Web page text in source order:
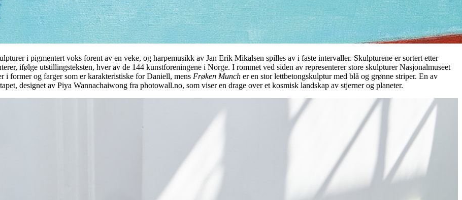
i pigmentert voks forent av en veke, og harpemusikk av Jan Erik Mikalsen spilles av i faste intervaller. Skulpturene er sortert etter
ifølge utstillingsteksten, hver av de 144 kunstforeningene i Norge. I rommet ved siden av representerer store skulpturer Nasjonalmuseet
i former og farger som er karakteristiske for Daniell, mens Frøken Munch er en stor lettbetongskulptur med blå og grønne striper. En av
designet av Piya Wannachaiwong fra photowall.no, som viser en drage over et kosmisk landskap av stjerner og planeter.